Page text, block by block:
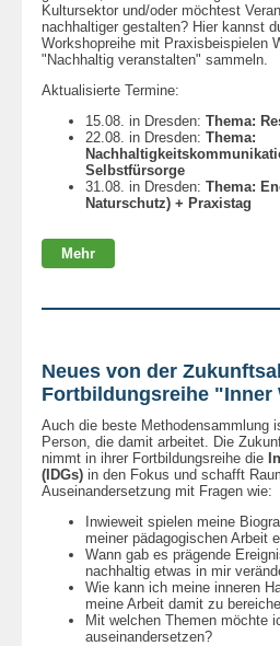
Kultursektor und/oder möchtest
nachhaltiger gestalten? Hier kannst
Workshopreihe mit Praxisbeispielen
"Nachhaltig veranstalten" sammeln.
Aktualisierte Termine:
15.08. in Dresden: Thema:
22.08. in Dresden: Thema:
Selbstfürsorge
31.08. in Dresden: Thema:
Naturschutz) + Praxistag
Mehr
Neues von der
Fortbildungsreihe "Inner
Auch die beste Methodensammlung
Person, die damit arbeitet. Die
nimmt in ihrer Fortbildungsreihe die
(IDGs) in den Fokus und schafft
Auseinandersetzung mit Fragen wie:
Inwieweit spielen meine
meiner pädagogischen Arbeit
Wann gab es prägende
nachhaltig etwas in mir
Wie kann ich meine inneren
meine Arbeit damit zu
Mit welchen Themen möchte
auseinandersetzen?